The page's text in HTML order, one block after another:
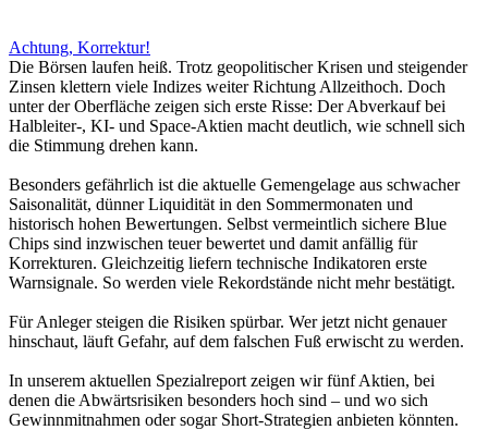
Achtung, Korrektur!
Die Börsen laufen heiß. Trotz geopolitischer Krisen und steigender
Zinsen klettern viele Indizes weiter Richtung Allzeithoch. Doch
unter der Oberfläche zeigen sich erste Risse: Der Abverkauf bei
Halbleiter-, KI- und Space-Aktien macht deutlich, wie schnell sich
die Stimmung drehen kann.
Besonders gefährlich ist die aktuelle Gemengelage aus schwacher
Saisonalität, dünner Liquidität in den Sommermonaten und
historisch hohen Bewertungen. Selbst vermeintlich sichere Blue
Chips sind inzwischen teuer bewertet und damit anfällig für
Korrekturen. Gleichzeitig liefern technische Indikatoren erste
Warnsignale. So werden viele Rekordstände nicht mehr bestätigt.
Für Anleger steigen die Risiken spürbar. Wer jetzt nicht genauer
hinschaut, läuft Gefahr, auf dem falschen Fuß erwischt zu werden.
In unserem aktuellen Spezialreport zeigen wir fünf Aktien, bei
denen die Abwärtsrisiken besonders hoch sind – und wo sich
Gewinnmitnahmen oder sogar Short-Strategien anbieten könnten.